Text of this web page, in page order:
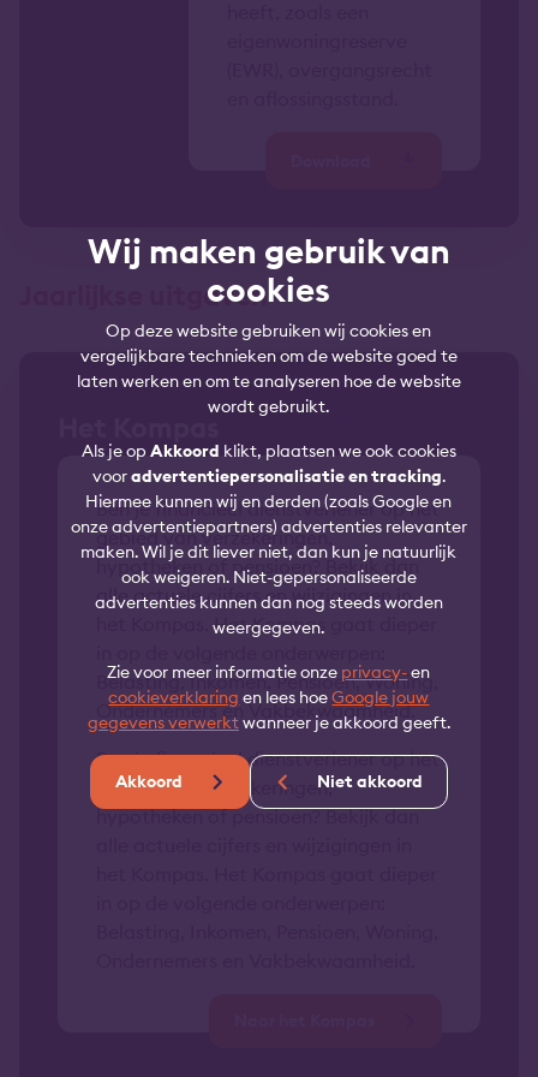
Wij maken gebruik van
cookies
Op deze website gebruiken wij cookies en
vergelijkbare technieken om de website goed te
laten werken en om te analyseren hoe de website
wordt gebruikt.
Als je opAkkoord klikt, plaatsen we ook cookies
vooradvertentiepersonalisatie en tracking.
Hiermee kunnen wij en derden (zoals Google en
onze advertentiepartners) advertenties relevanter
maken. Wil je dit liever niet, dan kun je natuurlijk
ook weigeren. Niet-gepersonaliseerde
advertenties kunnen dan nog steeds worden
weergegeven.
Zie voor meer informatie onze privacy-en
cookieverklaring en lees hoeGoogle jouw
gegevens verwerktwanneer je akkoord geeft.
Akkoord Niet akkoord
Jaarlijkse uitgaven
Ben je financieel dienstverlener op het
gebied van verzekeringen,
hypotheken of pensioen? Bekijk dan
alle actuele cijfers en wijzigingen in
het Kompas. Het Kompas gaat dieper
Belasting, Inkomen, Pensioen, Woning,
Ondernemers en Vakbekwaamheid.
Ben je financieel dienstverlener op het
gebied van verzekeringen,
hypotheken of pensioen? Bekijk dan